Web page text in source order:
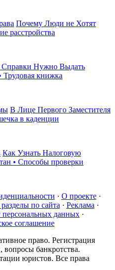
Почему Люди не Хотят
расстройства
Справки Нужно Выдать
книжка
В Лице Первого Заместителя
в каденции
Как Узнать Налоговую
• Способы проверки
· О проекте·
по сайта · Реклама ·
персональных данных ·
соглашение
право. Регистрация
банкротства.
юристов. Все права